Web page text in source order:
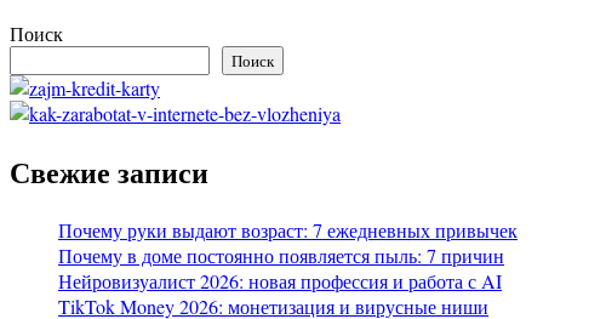
Поиск
Поиск
Свежие записи
Почему руки выдают возраст: 7 ежедневных привычек
Почему в доме постоянно появляется пыль: 7 причин
Нейровизуалист 2026: новая профессия и работа с AI
TikTok Money 2026: монетизация и вирусные ниши